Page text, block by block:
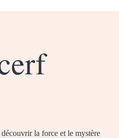
la force et le mystère